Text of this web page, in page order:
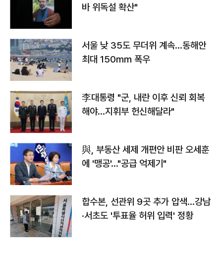
바 위독설 확산"
서울 낮 35도 무더위 계속…동해안
최대 150㎜ 폭우
李대통령 "군, 내란 이후 신뢰 회복
해야…지휘부 헌신해달라"
與, 부동산 세제 개편안 비판 오세훈
에 '맹공'…"공급 억제기"
합수본, 선관위 9곳 추가 압색…강남
·서초도 '투표율 허위 입력' 정황